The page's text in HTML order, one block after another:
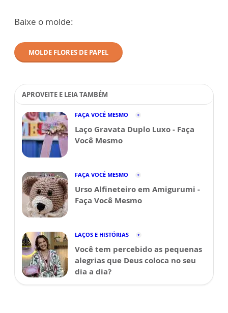
Baixe o molde:
MOLDE FLORES DE PAPEL
APROVEITE E LEIA TAMBÉM
FAÇA VOCÊ MESMO
Laço Gravata Duplo Luxo - Faça
Você Mesmo
FAÇA VOCÊ MESMO
Urso Alfineteiro em Amigurumi -
Faça Você Mesmo
LAÇOS E HISTÓRIAS
Você tem percebido as pequenas
alegrias que Deus coloca no seu
dia a dia?